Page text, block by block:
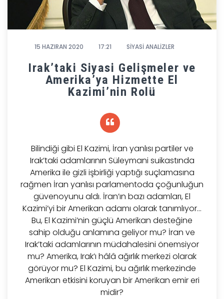
15 HAZIRAN 2020 17:21 SİYASİ ANALİZLER
Irak’taki Siyasi Gelişmeler ve
Amerika’ya Hizmette El
Kazimi’nin Rolü
Bilindiği gibi El Kazimi, İran yanlısı partiler ve
Irak’taki adamlarının Süleymani suikastında
Amerika ile gizli işbirliği yaptığı suçlamasına
rağmen İran yanlısı parlamentoda çoğunluğun
güvenoyunu aldı. İran’ın bazı adamları, El
Kazimi’yi bir Amerikan adamı olarak tanımlıyor...
Bu, El Kazimi’nin güçlü Amerikan desteğine
sahip olduğu anlamına geliyor mu? İran ve
Irak’taki adamlarının müdahalesini önemsiyor
mu? Amerika, Irak’ı hâlâ ağırlık merkezi olarak
görüyor mu? El Kazimi, bu ağırlık merkezinde
Amerikan etkisini koruyan bir Amerikan emir eri
midir?